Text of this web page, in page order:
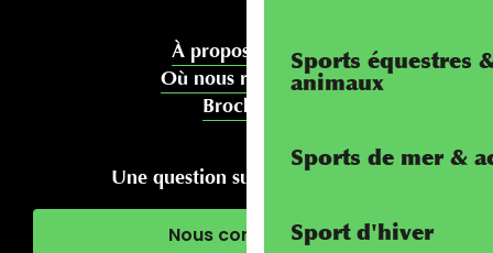
Sports équestres
animaux
Sports de mer &
Sport d'hiver
À propos de nous
Où nous rencontrer
Brochures
Une question sur votre séjour ?
Nous contacter